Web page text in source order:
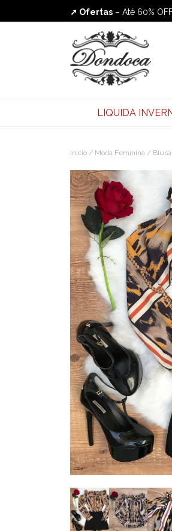
➚ Ofertas – Até 60%
Envio Rápido
LIQUIDA
Início / Moda Feminina /